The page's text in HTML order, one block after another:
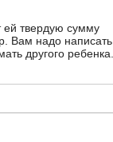
ей твердую сумму
Вам надо написать
другого ребенка.